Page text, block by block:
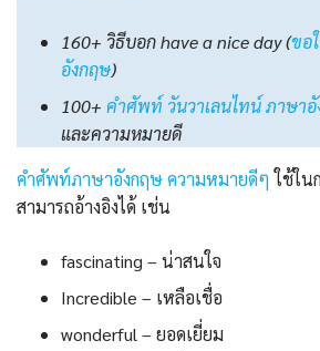
160+ วิธีบอก have a nice day (ขอ
อังกฤษ)
100+ คําศัพท์ วันวาเลนไทน์ ภาษา
และความหมายดี
คําศัพท์ภาษาอังกฤษ ความหมายดีๆ ใช้ใน
สามารถอ้างอิงได้ เช่น
fascinating – น่าสนใจ
Incredible – เหลือเชื่อ
wonderful – ยอดเยี่ยม